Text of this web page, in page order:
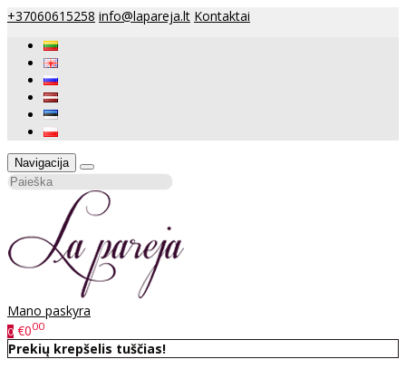
+37060615258 info@lapareja.lt Kontaktai
Navigacija
Mano paskyra
0 €000
Prekių krepšelis tuščias!